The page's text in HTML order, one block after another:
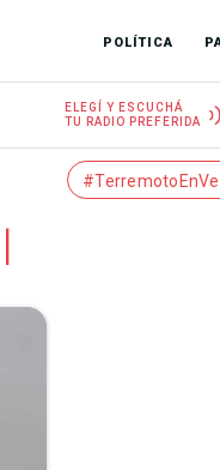
POLÍTICA
ELEGÍ Y ESCUCHÁ
TU RADIO PREFERIDA